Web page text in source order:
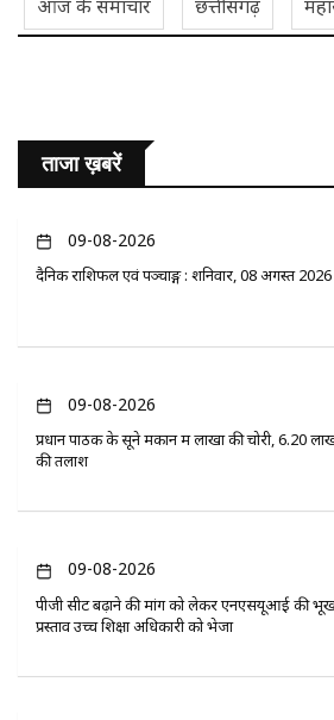
आज के समाचार छत्तीसगढ़
ताजा ख़बरें
09-08-2026
दैनिक राशिफल एवं पञ्चाङ्ग : शनिवार, 08 अगस्त 2026
09-08-2026
प्रधान पाठक के सूने मकान में लाखों की चोरी, 6.20
की तलाश
09-08-2026
पीजी सीट बढ़ाने की मांग को लेकर एनएसयूआई की भूख
प्रस्ताव उच्च शिक्षा अधिकारी को भेजा